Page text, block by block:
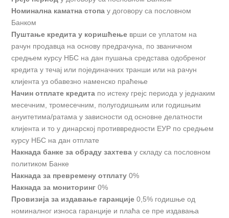
Номинална каматна стопа у договору са пословном
Банком
Пуштање кредита у коришћење врши се уплатом на
рачун продавца на основу предрачуна, по званичном
средњем курсу НБС на дан пушања средстава одобреног
кредита у течај или појединачних транши или на рачун
клијента уз обавезно наменско праћење
Начин отплате кредита по истеку грејс периода у једнаким
месечним, тромесечним, полугодишњим или годишњим
ануитетима/ратама у зависности од основне делатности
клијента и то у динарској противвредности ЕУР по средњем
курсу НБС на дан отплате
Накнада банке за обраду захтева у складу са пословном
политиком Банке
Накнада за превремену отплату 0%
Накнада за мониторинг 0%
Провизија за издавање гаранције 0,5% годишње од
номиналног износа гаранције и плаћа се пре издавања